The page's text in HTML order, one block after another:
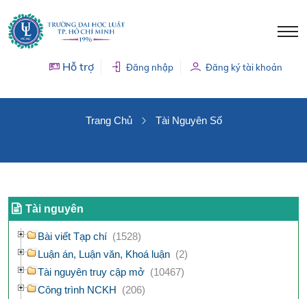
Hỗ trợ Đăng nhập Đăng ký tài khoản
Trang Chủ Tài Nguyên Số
Tài nguyên
Bài viết Tạp chí (1528)
Luận án, Luận văn, Khoá luận (2)
Tài nguyên truy cập mở (10467)
Công trình NCKH (206)